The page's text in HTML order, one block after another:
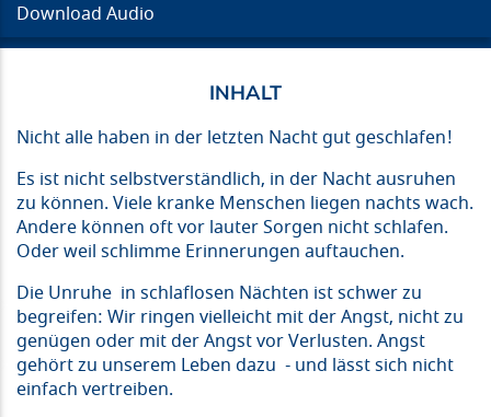
Download Audio
Nicht alle haben in der letzten Nacht gut geschlafen!
Es ist nicht selbstverständlich, in der Nacht ausruhen
zu können. Viele kranke Menschen liegen nachts wach.
Andere können oft vor lauter Sorgen nicht schlafen.
Oder weil schlimme Erinnerungen auftauchen.
Die Unruhe in schlaflosen Nächten ist schwer zu
begreifen: Wir ringen vielleicht mit der Angst, nicht zu
genügen oder mit der Angst vor Verlusten. Angst
gehört zu unserem Leben dazu - und lässt sich nicht
einfach vertreiben.